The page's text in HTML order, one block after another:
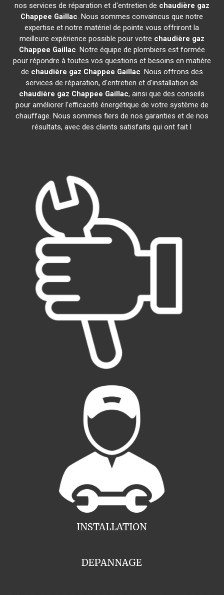
nos services de réparation et d'entretien de chaudière gaz
Chappee Gaillac. Nous sommes convaincus que notre
expertise et notre matériel de pointe vous offriront la
meilleure expérience possible pour votre chaudière gaz
Chappee Gaillac. Notre équipe de plombiers est formée
pour répondre à toutes vos questions et besoins en matière
de chaudière gaz Chappee Gaillac. Nous offrons des
services de réparation, d'entretien et d'installation de
chaudière gaz Chappee Gaillac, ainsi que des conseils
pour améliorer l'efficacité énergétique de votre système de
chauffage. Nous sommes fiers de nos garanties et de nos
résultats, avec des clients satisfaits qui ont fait l
INSTALLATION
DEPANNAGE